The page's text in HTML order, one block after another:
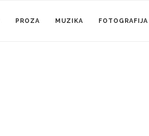
PROZA MUZIKA FOTOGRAFIJA